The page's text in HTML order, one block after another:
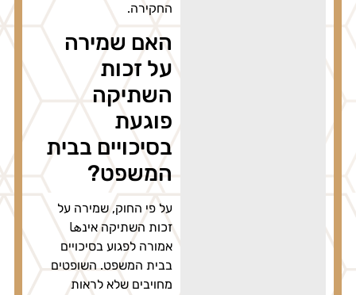
החקירה.
האם שמירה
על זכות
השתיקה
פוגעת
בסיכויים בבית
המשפט?
על פי החוק, שמירה על
זכות השתיקה אינها
אמורה לפגוע בסיכויים
בבית המשפט. השופטים
מחויבים שלא לראות